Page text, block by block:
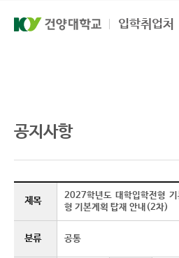
입학취업처
공지사항
제목
2027학년도 대학입학전형
형 기본계획 탑재 안내(2차)
분류 공통